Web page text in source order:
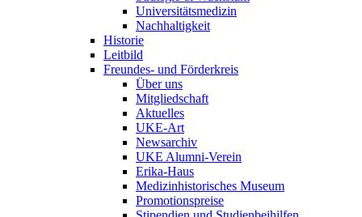
Universitätsmedizin
Nachhaltigkeit
Historie
Leitbild
Freundes- und Förderkreis
Über uns
Mitgliedschaft
Aktuelles
UKE-Art
Newsarchiv
UKE Alumni-Verein
Erika-Haus
Medizinhistorisches Museum
Promotionspreise